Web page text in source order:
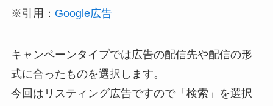
※引用： Google広告
キャンペーンタイプでは広告の配信先や配信の形
式に合ったものを選択します。
今回はリスティング広告ですので「検索」を選択